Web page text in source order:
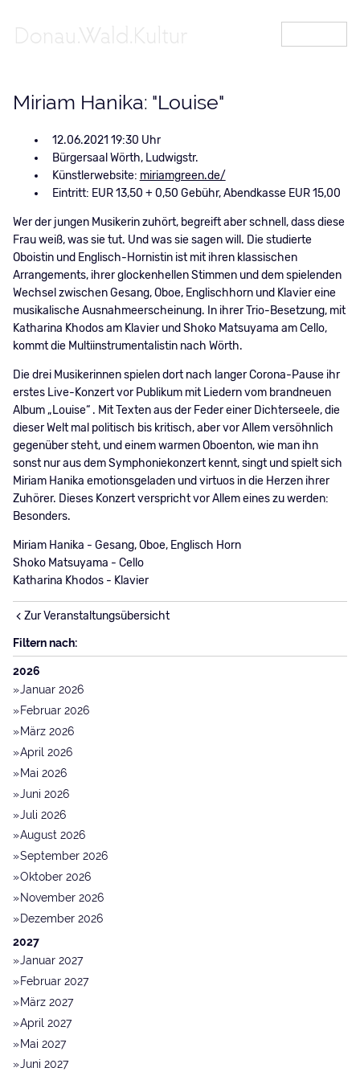
Miriam Hanika: "Louise"
12.06.2021 19:30
Bürgersaal Wörth, Ludwigstr.
Künstlerwebsite: miriamgreen.de/
Eintritt: EUR 13,50 + 0,50 Gebühr, Abendkasse EUR 15,00
Wer der jungen Musikerin zuhört, begreift aber schnell, dass diese
Frau weiß, was sie tut. Und was sie sagen will. Die studierte
Oboistin und Englisch-Hornistin ist mit ihren klassischen
Arrangements, ihrer glockenhellen Stimmen und dem spielenden
Wechsel zwischen Gesang, Oboe, Englischhorn und Klavier eine
musikalische Ausnahmeerscheinung. In ihrer Trio-Besetzung, mit
Katharina Khodos am Klavier und Shoko Matsuyama am Cello,
kommt die Multiinstrumentalistin nach Wörth.
Die drei Musikerinnen spielen dort nach langer Corona-Pause ihr
erstes Live-Konzert vor Publikum mit Liedern vom brandneuen
Album „Louise“ . Mit Texten aus der Feder einer Dichterseele, die
dieser Welt mal politisch bis kritisch, aber vor Allem versöhnlich
gegenüber steht, und einem warmen Oboenton, wie man ihn
sonst nur aus dem Symphoniekonzert kennt, singt und spielt sich
Miriam Hanika emotionsgeladen und virtuos in die Herzen ihrer
Zuhörer. Dieses Konzert verspricht vor Allem eines zu werden:
Besonders.
Miriam Hanika - Gesang, Oboe, Englisch Horn
Shoko Matsuyama - Cello
Katharina Khodos - Klavier
Zur Veranstaltungsübersicht
Filtern nach:
2026
Januar 2026
Februar 2026
März 2026
April 2026
Mai 2026
Juni 2026
Juli 2026
August 2026
September 2026
Oktober 2026
November 2026
Dezember 2026
2027
Januar 2027
Februar 2027
März 2027
April 2027
Mai 2027
Juni 2027